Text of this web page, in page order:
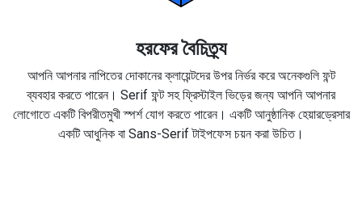
হরফের বৈচিত্র্য
আপনি আপনার নাপিতের দোকানের ক্লায়েন্টদের উপর নির্ভর করে অনেকগুলি ফন্ট
ব্যবহার করতে পারেন। Serif ফন্ট সহ ফ্রিস্টাইল ভিড়ের জন্য আপনি আপনার
লোগোতে একটি বিপরীতমুখী স্পর্শ যোগ করতে পারেন। একটি আনুষ্ঠানিক হেয়ারড্রেসার
একটি আধুনিক বা Sans-Serif টাইপফেস চয়ন করা উচিত।